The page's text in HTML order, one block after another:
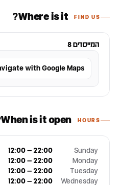
FIND US
Where is it?
המייסדים 8
HOURS
When is it open?
Sunday
12:00 – 22:00
Monday
12:00 – 22:00
Tuesday
12:00 – 22:00
Wednesday
12:00 – 22:00